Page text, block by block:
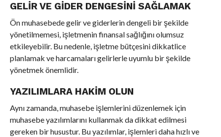
GELIR VE GIDER DENGESINI SAĞLAMAK
Ön muhasebede gelir ve giderlerin dengeli bir şekilde
yönetilmemesi, işletmenin finansal sağlığını olumsuz
etkileyebilir. Bu nedenle, işletme bütçesini dikkatlice
planlamak ve harcamaları gelirlerle uyumlu bir şekilde
yönetmek önemlidir.
YAZILIMLARA HAKIM OLUN
Aynı zamanda, muhasebe işlemlerini düzenlemek için
muhasebe yazılımlarını kullanmak da dikkat edilmesi
gereken bir husustur. Bu yazılımlar, işlemleri daha hızlı ve